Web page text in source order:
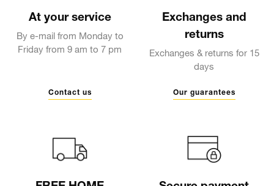
At your service
By e-mail from Monday to
Friday from 9 am to 7 pm
Contact us
Exchanges and
returns
Exchanges & returns for 15
days
Our guarantees